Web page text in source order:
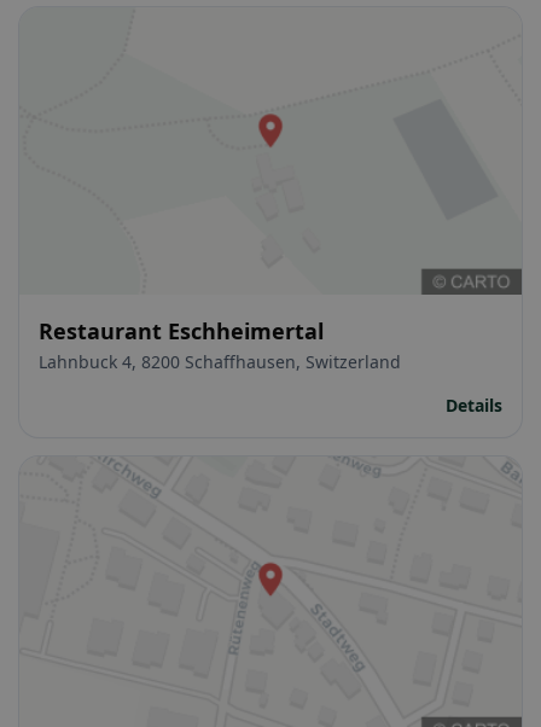
Restaurant Eschheimertal
Lahnbuck 4, 8200 Schaffhausen, Switzerland
Details